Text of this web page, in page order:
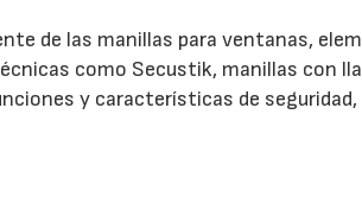
de las manillas para ventanas,
como Secustik, manillas con
y características de seguridad,